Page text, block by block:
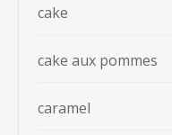
cake
cake aux pommes
caramel